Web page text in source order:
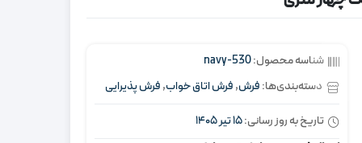
شناسه محصول:530-navy
دسته‌بندی‌ها:فرش,فرش اتاق خواب,فرش پذیرایی
تاریخ به روز رسانی:15 تیر 1405